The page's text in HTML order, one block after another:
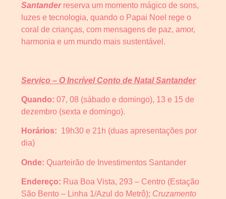
Santanderreserva um momento mágico de sons,
luzes e tecnologia, quando o Papai Noel rege o
coral de crianças, com mensagens de paz, amor,
harmonia e um mundo mais sustentável.
Serviço – O Incrível Conto de Natal Santander
Quando: 07, 08 (sábado e domingo), 13 e 15 de
dezembro (sexta e domingo).
Horários: 19h30 e 21h (duas apresentações por
dia)
Onde: Quarteirão de Investimentos Santander
Endereço: Rua Boa Vista, 293 – Centro (Estação
São Bento – Linha 1/Azul do Metrô); Cruzamento